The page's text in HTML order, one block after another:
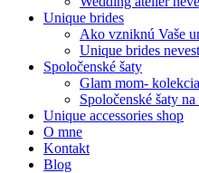
Unique brides
Ako vzniknú Vaše
Unique brides
Spoločenské šaty
Glam mom-
Spoločenské šaty
Unique accessories shop
O mne
Kontakt
Blog